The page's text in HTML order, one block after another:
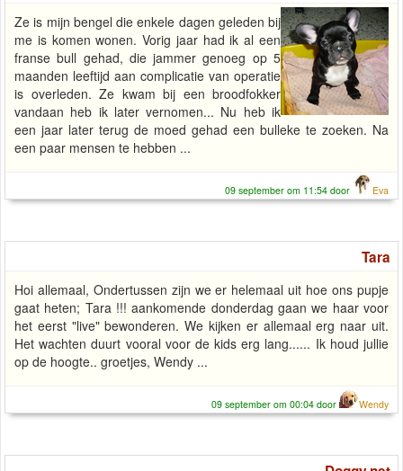
Ze is mijn bengel die enkele dagen geleden bij
me is komen wonen. Vorig jaar had ik al een
franse bull gehad, die jammer genoeg op 5
maanden leeftijd aan complicatie van operatie
is overleden. Ze kwam bij een broodfokker
vandaan heb ik later vernomen... Nu heb ik
een jaar later terug de moed gehad een bulleke te zoeken. Na
een paar mensen te hebben ...
09 september om 11:54 door Eva
Tara
Hoi allemaal, Ondertussen zijn we er helemaal uit hoe ons pupje
gaat heten; Tara !!! aankomende donderdag gaan we haar voor
het eerst "live" bewonderen. We kijken er allemaal erg naar uit.
Het wachten duurt vooral voor de kids erg lang...... Ik houd jullie
op de hoogte.. groetjes, Wendy ...
09 september om 00:04 door Wendy